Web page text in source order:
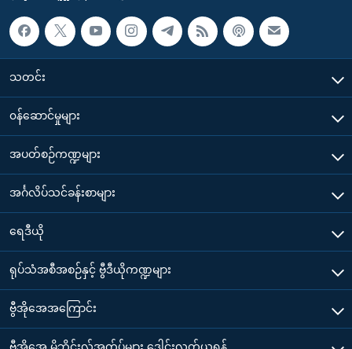
သတင်း
၀န်ဆောင်မှုများ
အပတ်စဉ်ကဏ္ဍများ
အင်္ဂလိပ်သင်ခန်းစာများ
ရေဒီယို
ရုပ်သံအစီအစဉ်နှင့် ဗွီဒီယိုကဏ္ဍများ
ဗွီအိုအေအကြောင်း